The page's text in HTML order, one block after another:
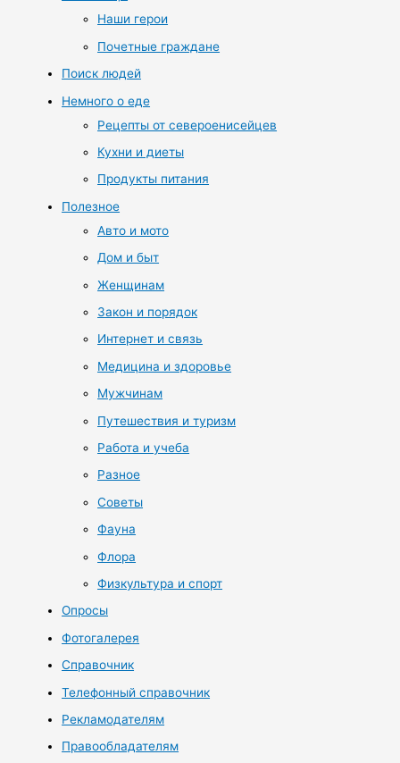
Наши герои
Почетные граждане
Поиск людей
Немного о еде
Рецепты от североенисейцев
Кухни и диеты
Продукты питания
Полезное
Авто и мото
Дом и быт
Женщинам
Закон и порядок
Интернет и связь
Медицина и здоровье
Мужчинам
Путешествия и туризм
Работа и учеба
Разное
Советы
Фауна
Флора
Физкультура и спорт
Опросы
Фотогалерея
Справочник
Телефонный справочник
Рекламодателям
Правообладателям